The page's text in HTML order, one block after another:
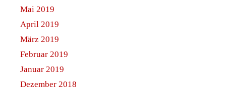
Mai 2019
April 2019
März 2019
Februar 2019
Januar 2019
Dezember 2018